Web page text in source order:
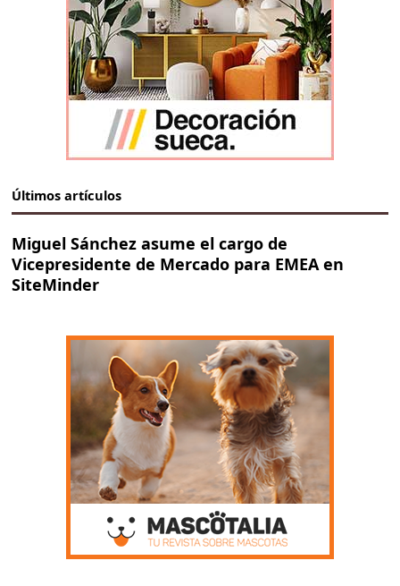
Últimos artículos
Miguel Sánchez asume el cargo de
Vicepresidente de Mercado para EMEA en
SiteMinder